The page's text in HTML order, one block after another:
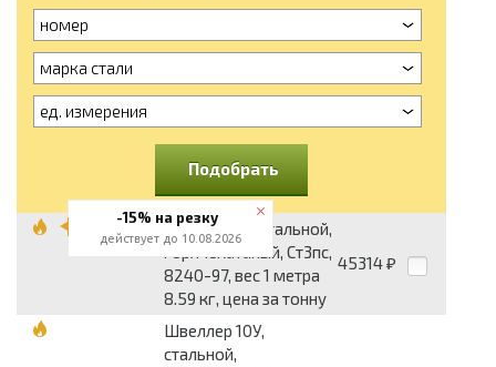
номер
марка стали
ед. измерения
Подобрать
Швеллер 10, стальной,
горячекатаный, Ст3пс,
8240-97, вес 1 метра
8.59 кг, цена за тонну
45314 ₽
Швеллер 10У,
стальной,
-15% на резку
действует до 10.08.2026